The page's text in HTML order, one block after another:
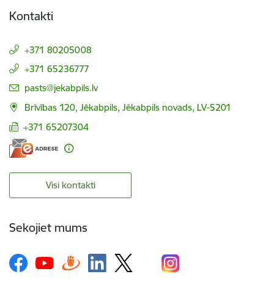
Kontakti
+371 80205008
+371 65236777
E-pasts:
pasts@jekabpils.lv
Brīvības 120, Jēkabpils, Jēkabpils novads, LV-5201
+371 65207304
Visi kontakti
Sekojiet mums